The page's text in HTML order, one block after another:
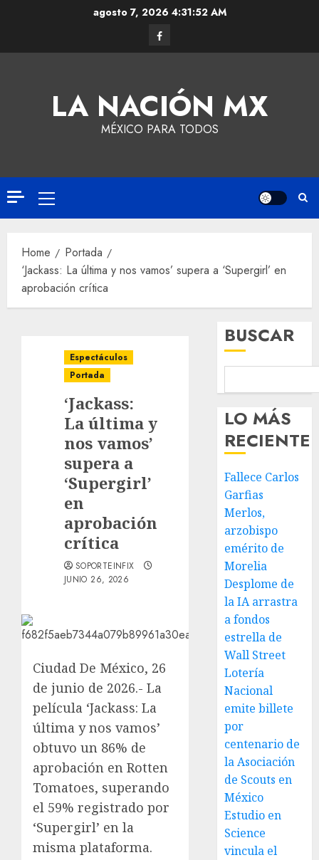
agosto 7, 2026 4:31:53 AM
LA NACIÓN MX
MÉXICO PARA TODOS
Home
Portada
‘Jackass: La última y nos vamos’ supera a ‘Supergirl’ en
aprobación crítica
Espectáculos
Portada
‘Jackass:
La última y
nos vamos’
supera a
‘Supergirl’
en
aprobación
crítica
SOPORTEINFIX
JUNIO 26, 2026
Ciudad De México, 26
de junio de 2026.- La
película ‘Jackass: La
última y nos vamos’
obtuvo un 86% de
aprobación en Rotten
Tomatoes, superando
el 59% registrado por
‘Supergirl’ en la
misma plataforma.
BUSCAR
LO MÁS
RECIENTE
Fallece Carlos
Garfias
Merlos,
arzobispo
emérito de
Morelia
Desplome de
la IA arrastra
a fondos
estrella de
Wall Street
Lotería
Nacional
emite billete
por
centenario de
la Asociación
de Scouts en
México
Estudio en
Science
vincula el